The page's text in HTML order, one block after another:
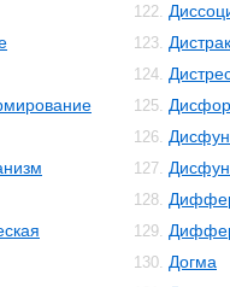
122.
123.
124.
125.
126.
127.
128.
129.
130. Догма